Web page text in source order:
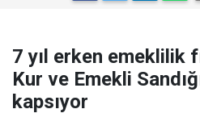
7 yıl erken emeklilik
Kur ve Emekli
kapsıyor